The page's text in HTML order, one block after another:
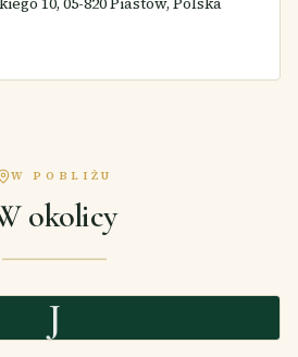
W POBLIŻU
okolicy
J